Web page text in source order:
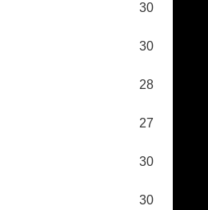
30
30
28
27
30
30